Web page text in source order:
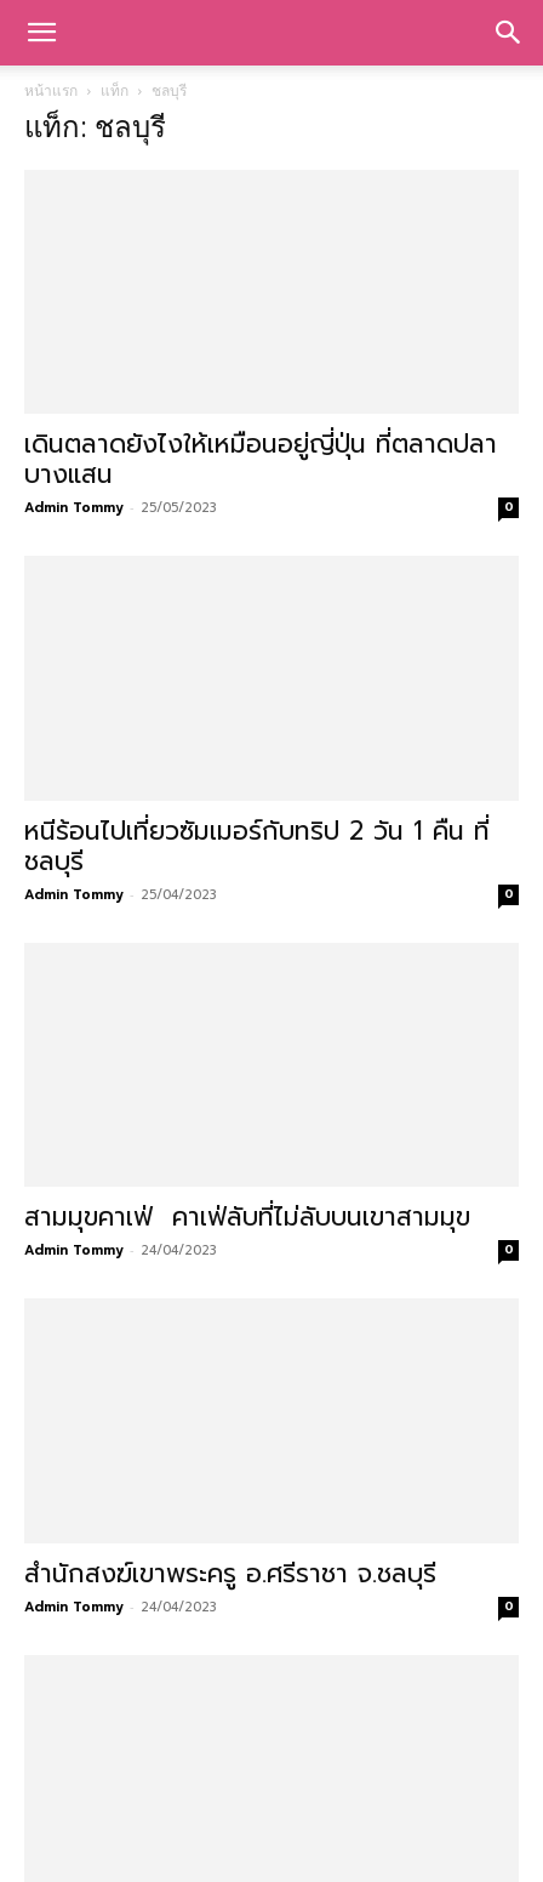
หน้าแรก แท็ก ชลบุรี
แท็ก: ชลบุรี
เดินตลาดยังไงให้เหมือนอยู่ญี่ปุ่น ที่ตลาดปลา
บางแสน
Admin Tommy - 25/05/2023 0
หนีร้อนไปเที่ยวซัมเมอร์กับทริป 2 วัน 1 คืน ที่
ชลบุรี
Admin Tommy - 25/04/2023 0
สามมุขคาเฟ่ คาเฟ่ลับที่ไม่ลับบนเขาสามมุข
Admin Tommy - 24/04/2023 0
สำนักสงฆ์เขาพระครู อ.ศรีราชา จ.ชลบุรี
Admin Tommy - 24/04/2023 0